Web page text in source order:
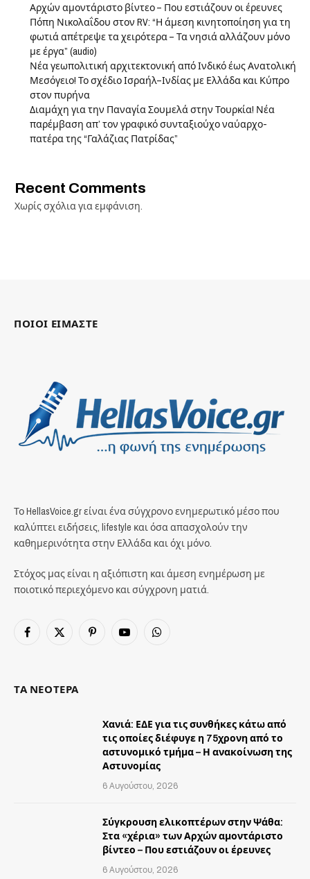
Αρχών αμοντάριστο βίντεο – Που εστιάζουν οι έρευνες
Πόπη Νικολαΐδου στον RV: “Η άμεση κινητοποίηση για τη
φωτιά απέτρεψε τα χειρότερα – Τα νησιά αλλάζουν μόνο
με έργα” (audio)
Νέα γεωπολιτική αρχιτεκτονική από Ινδικό έως Ανατολική
Μεσόγειο! Το σχέδιο Ισραήλ–Ινδίας με Ελλάδα και Κύπρο
στον πυρήνα
Διαμάχη για την Παναγία Σουμελά στην Τουρκία! Νέα
παρέμβαση απ’ τον γραφικό συνταξιούχο ναύαρχο-
πατέρα της “Γαλάζιας Πατρίδας”
Recent Comments
Χωρίς σχόλια για εμφάνιση.
ΠΟΙΟΙ ΕΙΜΑΣΤΕ
Το HellasVoice.gr είναι ένα σύγχρονο ενημερωτικό μέσο που
καλύπτει ειδήσεις, lifestyle και όσα απασχολούν την
καθημερινότητα στην Ελλάδα και όχι μόνο.
Στόχος μας είναι η αξιόπιστη και άμεση ενημέρωση με
ποιοτικό περιεχόμενο και σύγχρονη ματιά.
Facebook
X
PinterestYouTubeWhatsApp
ΤΑ ΝΕΟΤΕΡΑ
Χανιά: ΕΔΕ για τις συνθήκες κάτω από
τις οποίες διέφυγε η 75χρονη από το
αστυνομικό τμήμα – Η ανακοίνωση της
Αστυνομίας
6 Αυγούστου, 2026
Σύγκρουση ελικοπτέρων στην Ψάθα:
Στα «χέρια» των Αρχών αμοντάριστο
βίντεο – Που εστιάζουν οι έρευνες
6 Αυγούστου, 2026